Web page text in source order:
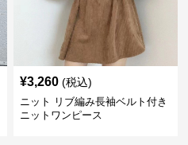
¥3,260 (税込)
ニット リブ編み長袖ベルト付き
ニットワンピース